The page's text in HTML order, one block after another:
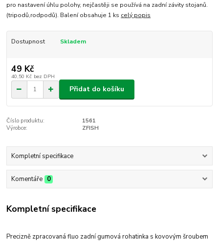
pro nastavení úhlu polohy, nejčastěji se používá na zadní závity stojanů.
(tripodů,rodpodů). Balení obsahuje 1 ks celý popis
Dostupnost Skladem
49 Kč
40,50 Kč bez DPH
Přidat do košíku
Číslo produktu:
1561
Výrobce:
ZFISH
Kompletní specifikace
Komentáře 0
Kompletní specifikace
Precizně zpracovaná fluo zadní gumová rohatinka s kovovým šroubem